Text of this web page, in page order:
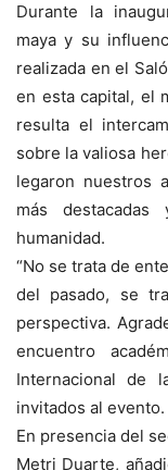
Durante la
maya y su
realizada en el
en esta capital, el
resulta el
sobre la valiosa
legaron nuestros
más
humanidad.
“No se trata de
del pasado, se
perspectiva.
encuentro
Internacional de
invitados al evento.
En presencia del
Metri Duarte,